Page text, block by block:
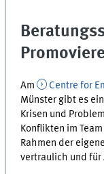
Am Centre for
Münster gibt es
Krisen und
Konflikten im
Rahmen der
vertraulich und für